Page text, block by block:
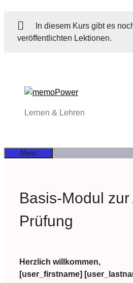
In diesem Kurs gibt es
veröffentlichten Lektionen.
springen
Lernen & Lehren
Menü
Basis-Modul zur
Prüfung
Herzlich willkommen,
[user_firstname]